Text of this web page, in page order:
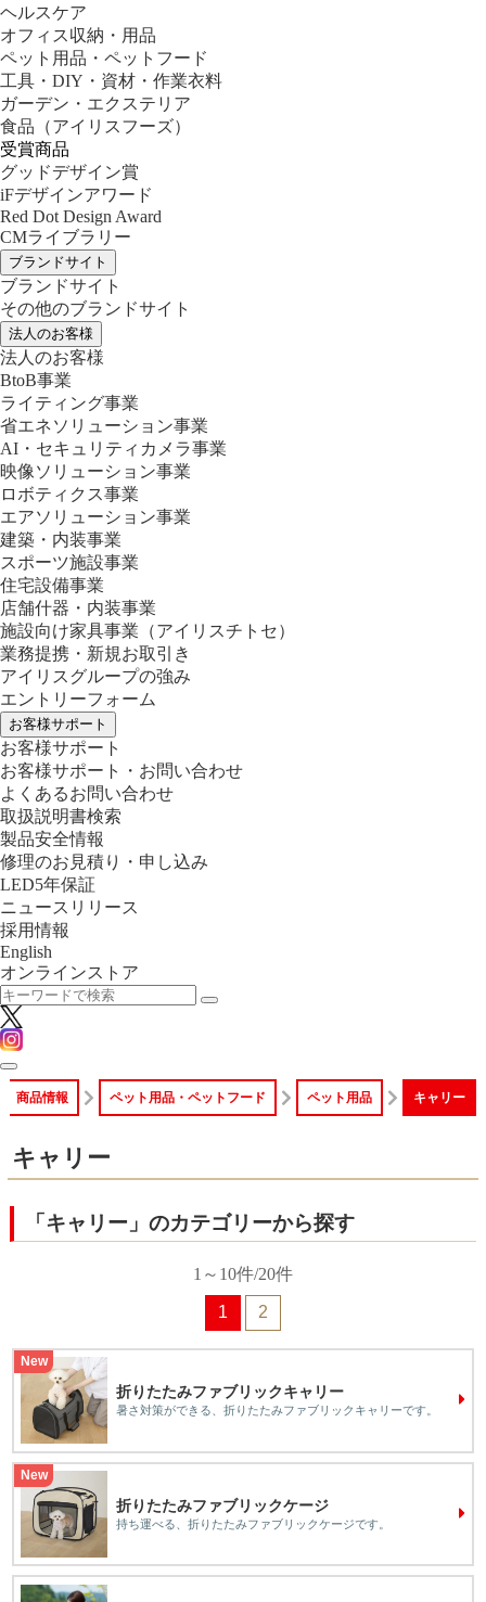
ヘルスケア
オフィス収納・用品
ペット用品・ペットフード
工具・DIY・資材・作業衣料
ガーデン・エクステリア
食品 （アイリスフーズ）
受賞商品
グッドデザイン賞
iFデザインアワード
Red Dot Design Award
CMライブラリー
ブランドサイト
ブランドサイト
その他のブランドサイト
法人のお客様
法人のお客様
BtoB事業
ライティング事業
省エネソリューション事業
AI・セキュリティカメラ事業
映像ソリューション事業
ロボティクス事業
エアソリューション事業
建築・内装事業
スポーツ施設事業
住宅設備事業
店舗什器・内装事業
施設向け家具事業 （アイリスチトセ）
業務提携・新規お取引き
アイリスグループの強み
エントリーフォーム
お客様サポート
お客様サポート
お客様サポート・お問い合わせ
よくあるお問い合わせ
取扱説明書検索
製品安全情報
修理のお見積り・申し込み
LED5年保証
ニュースリリース
採用情報
English
オンラインストア
商品情報 ペット用品・ペットフード ペット用品 キャリー
キャリー
「キャリー」のカテゴリーから探す
1～10件/20件
1 2
New
折りたたみファブリックキャリー
暑さ対策ができる、折りたたみファブリックキャリーです。
New
折りたたみファブリックケージ
持ち運べる、折りたたみファブリックケージです。